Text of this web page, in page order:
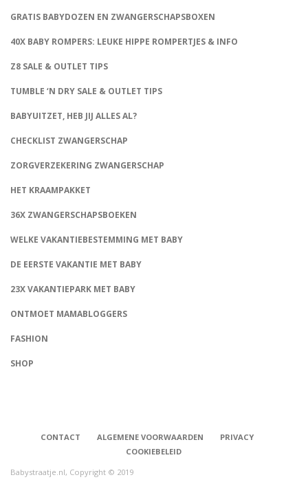
GRATIS BABYDOZEN EN ZWANGERSCHAPSBOXEN
40X BABY ROMPERS: LEUKE HIPPE ROMPERTJES & INFO
Z8 SALE & OUTLET TIPS
TUMBLE ‘N DRY SALE & OUTLET TIPS
BABYUITZET, HEB JIJ ALLES AL?
CHECKLIST ZWANGERSCHAP
ZORGVERZEKERING ZWANGERSCHAP
HET KRAAMPAKKET
36X ZWANGERSCHAPSBOEKEN
WELKE VAKANTIEBESTEMMING MET BABY
DE EERSTE VAKANTIE MET BABY
23X VAKANTIEPARK MET BABY
ONTMOET MAMABLOGGERS
FASHION
SHOP
CONTACT ALGEMENE VOORWAARDEN
PRIVACY
COOKIEBELEID
Babystraatje.nl, Copyright © 2019